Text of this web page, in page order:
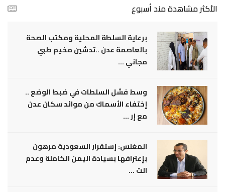
الأكثر مشاهدة مند أسبوع
برعاية السلطة المحلية ومكتب الصحة
بالعاصمة عدن ..تدشين مخيم طبي
مجاني ...
وسط فشل السلطات في ضبط الوضع ..
إختفاء الأسماك من موائد سكان عدن
مع إر ...
المغلس: إستقرار السعودية مرهون
بإعترافها بسيادة اليمن الكاملة وعدم
الت ...